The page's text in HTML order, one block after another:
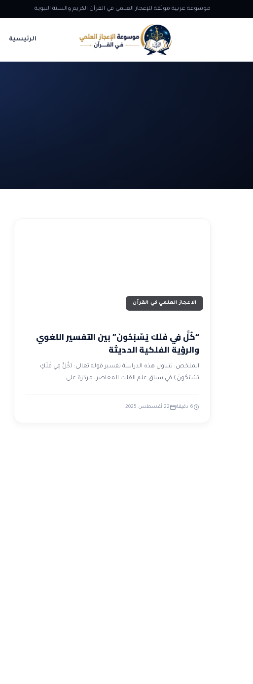
موسوعة عربية موثقة للإعجاز العلمي في القرآن الكريم والسنة النبوية
الرئيسية
الاعجاز العلمي في القرآن
“كُلٌّ فِي فَلَكٍ يَسْبَحُونَ” بين التفسير اللغوي
والرؤية الفلكية الحديثة
الملخص: تتناول هذه الدراسة تفسير قوله تعالى: ﴿كُلٌّ فِي فَلَكٍ
يَسْبَحُونَ﴾ في سياق علم الفلك المعاصر، مركزة على…
6 دقيقة 22 أغسطس 2025